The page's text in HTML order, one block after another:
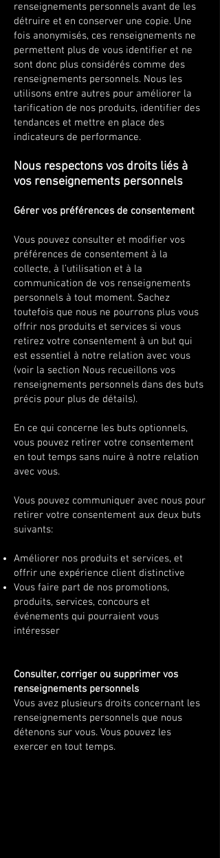
renseignements personnels avant de les
détruire et en conserver une copie. Une
fois anonymisés, ces renseignements ne
permettent plus de vous identifier et ne
sont donc plus considérés comme des
renseignements personnels. Nous les
utilisons entre autres pour améliorer la
tarification de nos produits, identifier des
tendances et mettre en place des
indicateurs de performance.
Nous respectons vos droits liés à
vos renseignements personnels
Gérer vos préférences de consentement
Vous pouvez consulter et modifier vos
préférences de consentement à la
collecte, à l’utilisation et à la
communication de vos renseignements
personnels à tout moment. Sachez
toutefois que nous ne pourrons plus vous
offrir nos produits et services si vous
retirez votre consentement à un but qui
est essentiel à notre relation avec vous
(voir la section Nous recueillons vos
renseignements personnels dans des buts
précis pour plus de détails).
En ce qui concerne les buts optionnels,
vous pouvez retirer votre consentement
en tout temps sans nuire à notre relation
avec vous.
Vous pouvez communiquer avec nous pour
retirer votre consentement aux deux buts
suivants:
Améliorer nos produits et services, et
offrir une expérience client distinctive
Vous faire part de nos promotions,
produits, services, concours et
événements qui pourraient vous
intéresser
Consulter, corriger ou supprimer vos
renseignements personnels
Vous avez plusieurs droits concernant les
renseignements personnels que nous
détenons sur vous. Vous pouvez les
exercer en tout temps.